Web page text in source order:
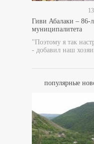
Гиви Абалаки – 86-
муниципалитета
"Поэтому я так
- добавил наш
популярные